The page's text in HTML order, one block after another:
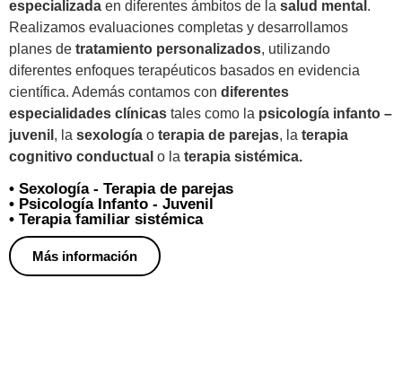
especializada en diferentes ámbitos de la salud mental .
Realizamos evaluaciones completas y desarrollamos
planes de tratamiento personalizados, utilizando
diferentes enfoques terapéuticos basados en evidencia
científica. Además contamos con diferentes
especialidades clínicas tales como la psicología infanto –
juvenil , la sexología o terapia de parejas, la terapia
cognitivo conductual o la terapia sistémica.
• Sexología - Terapia de parejas
• Psicología Infanto - Juvenil
• Terapia familiar sistémica
Más información